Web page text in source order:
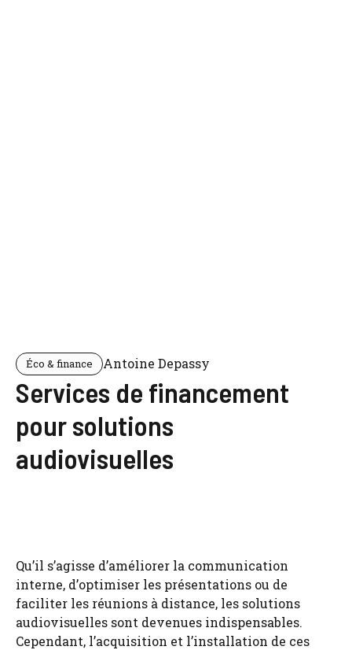
Éco & finance Antoine Depassy
Services de financement
pour solutions
audiovisuelles
Qu’il s’agisse d’améliorer la communication
interne, d’optimiser les présentations ou de
faciliter les réunions à distance, les solutions
audiovisuelles sont devenues indispensables.
Cependant, l’acquisition et l’installation de ces